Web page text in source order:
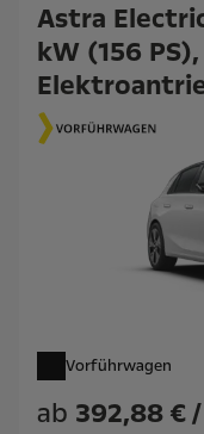
Astra
kW (156
Vorführwagen
ab 392,88 €